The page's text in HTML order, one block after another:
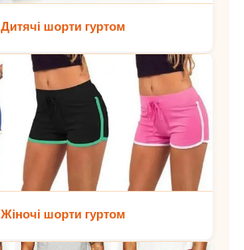
Дитячі шорти гуртом
Жіночі шорти гуртом